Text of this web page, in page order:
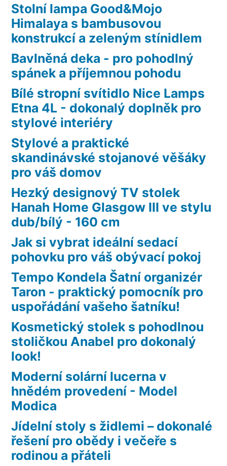
Stolní lampa Good&Mojo
Himalaya s bambusovou
konstrukcí a zeleným stínidlem
Bavlněná deka - pro pohodlný
spánek a příjemnou pohodu
Bílé stropní svítidlo Nice Lamps
Etna 4L - dokonalý doplněk pro
stylové interiéry
Stylové a praktické
skandinávské stojanové věšáky
pro váš domov
Hezký designový TV stolek
Hanah Home Glasgow III ve stylu
dub/bílý - 160 cm
Jak si vybrat ideální sedací
pohovku pro váš obývací pokoj
Tempo Kondela Šatní organizér
Taron - praktický pomocník pro
uspořádání vašeho šatníku!
Kosmetický stolek s pohodlnou
stoličkou Anabel pro dokonalý
look!
Moderní solární lucerna v
hnědém provedení - Model
Modica
Jídelní stoly s židlemi – dokonalé
řešení pro obědy i večeře s
rodinou a přáteli